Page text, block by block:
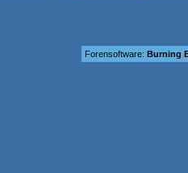
Forensoftware: Burning